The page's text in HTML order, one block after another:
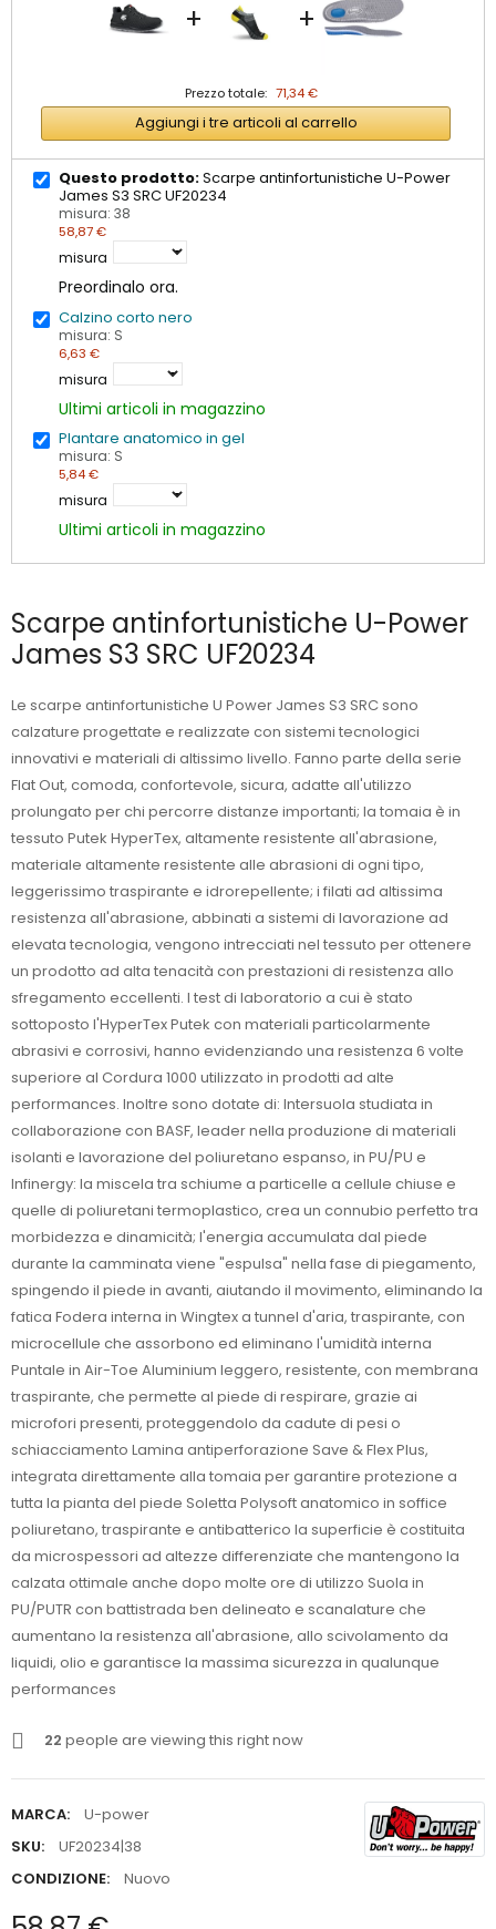
+ +
Prezzo totale: 71,34 €
Aggiungi i tre articoli al carrello
Questo prodotto:Scarpe antinfortunistiche U-Power
James S3 SRC UF20234
misura: 38
58,87 €
misura
Preordinalo ora.
Calzino corto nero
misura: S
6,63 €
misura
Ultimi articoli in magazzino
Plantare anatomico in gel
misura: S
5,84 €
misura
Ultimi articoli in magazzino
Scarpe antinfortunistiche U-Power
James S3 SRC UF20234
Le scarpe antinfortunistiche U Power James S3 SRC sono
calzature progettate e realizzate con sistemi tecnologici
innovativi e materiali di altissimo livello. Fanno parte della serie
Flat Out, comoda, confortevole, sicura, adatte all'utilizzo
prolungato per chi percorre distanze importanti; la tomaia è in
tessuto Putek HyperTex, altamente resistente all'abrasione,
materiale altamente resistente alle abrasioni di ogni tipo,
leggerissimo traspirante e idrorepellente; i filati ad altissima
resistenza all'abrasione, abbinati a sistemi di lavorazione ad
elevata tecnologia, vengono intrecciati nel tessuto per ottenere
un prodotto ad alta tenacità con prestazioni di resistenza allo
sfregamento eccellenti. I test di laboratorio a cui è stato
sottoposto l'HyperTex Putek con materiali particolarmente
abrasivi e corrosivi, hanno evidenziando una resistenza 6 volte
superiore al Cordura 1000 utilizzato in prodotti ad alte
performances. Inoltre sono dotate di: Intersuola studiata in
collaborazione con BASF, leader nella produzione di materiali
isolanti e lavorazione del poliuretano espanso, in PU/PU e
Infinergy: la miscela tra schiume a particelle a cellule chiuse e
quelle di poliuretani termoplastico, crea un connubio perfetto tra
morbidezza e dinamicità; l'energia accumulata dal piede
durante la camminata viene "espulsa" nella fase di piegamento,
spingendo il piede in avanti, aiutando il movimento, eliminando la
fatica Fodera interna in Wingtex a tunnel d'aria, traspirante, con
microcellule che assorbono ed eliminano l'umidità interna
Puntale in Air-Toe Aluminium leggero, resistente, con membrana
traspirante, che permette al piede di respirare, grazie ai
microfori presenti, proteggendolo da cadute di pesi o
schiacciamento Lamina antiperforazione Save & Flex Plus,
integrata direttamente alla tomaia per garantire protezione a
tutta la pianta del piede Soletta Polysoft anatomico in soffice
poliuretano, traspirante e antibatterico la superficie è costituita
da microspessori ad altezze differenziate che mantengono la
calzata ottimale anche dopo molte ore di utilizzo Suola in
PU/PUTR con battistrada ben delineato e scanalature che
aumentano la resistenza all'abrasione, allo scivolamento da
liquidi, olio e garantisce la massima sicurezza in qualunque
performances
22 people are viewing this right now
MARCA:
U-power
SKU:
UF20234|38
CONDIZIONE:
Nuovo